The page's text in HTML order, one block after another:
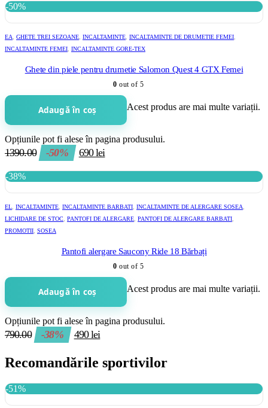
-50%
EA GHETE TREI SEZOANE INCALTAMINTE INCALTAMINTE DE DRUMETIE FEMEI
INCALTAMINTE FEMEI INCALTAMINTE GORE-TEX
Ghete din piele pentru drumetie Salomon Quest 4 GTX Femei
0 out of 5
Adaugă în coș Acest produs are mai multe variații.
Opțiunile pot fi alese în pagina produsului.
1390.00 -50% 690lei
-38%
EL INCALTAMINTE INCALTAMINTE BARBATI INCALTAMINTE DE ALERGARE SOSEA
LICHIDARE DE STOC PANTOFI DE ALERGARE PANTOFI DE ALERGARE BARBATI
PROMOTII SOSEA
Pantofi alergare Saucony Ride 18 Bărbați
0 out of 5
Adaugă în coș Acest produs are mai multe variații.
Opțiunile pot fi alese în pagina produsului.
790.00 -38% 490lei
Recomandările sportivilor
-51%